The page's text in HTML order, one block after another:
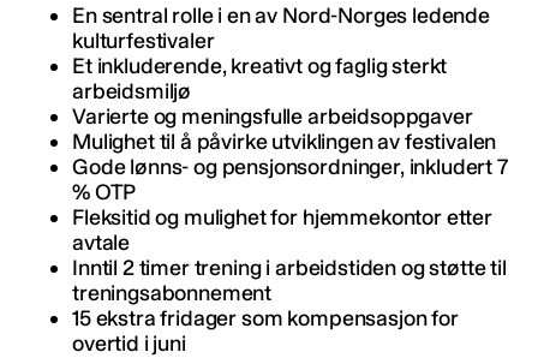
En sentral rolle i en av Nord-Norges ledende
kulturfestivaler
Et inkluderende, kreativt og faglig sterkt
arbeidsmiljø
Varierte og meningsfulle arbeidsoppgaver
Mulighet til å påvirke utviklingen av festivalen
Gode lønns- og pensjonsordninger, inkludert 7
% OTP
Fleksitid og mulighet for hjemmekontor etter
avtale
Inntil 2 timer trening i arbeidstiden og støtte til
treningsabonnement
15 ekstra fridager som kompensasjon for
overtid i juni